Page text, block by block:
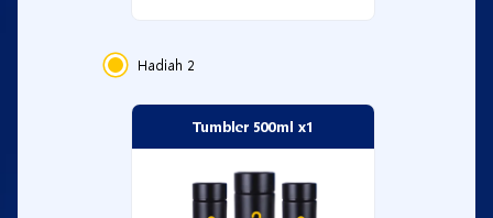
Hadiah 2
Tumbler 500ml x1